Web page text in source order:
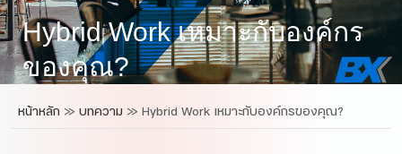
Hybrid Work เหมาะกับองค์กร
ของคุณ?
หน้าหลัก » บทความ » Hybrid Work เหมาะกับองค์กรของคุณ?